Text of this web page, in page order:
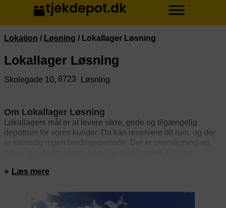
Lokation / Løsning / Lokallager Løsning
Lokallager Løsning
Skolegade 10, 8723 Løsning
Om Lokallager Løsning
Lokallagers mål er at levere sikre, gode og tilgængelig
depotrum for vores kunder. Du kan reservere dit rum, og der
er samtidig ingen bindingsperiode. Der er overvågning og
året.
I er velkomne til at komme forbi og se faciliteterne inden
booking.
Læs mere